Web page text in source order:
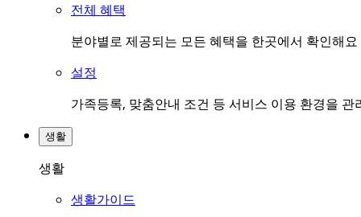
전체 혜택
분야별로 제공되는 모든 혜택을 한곳에서 확인해요
설정
가족등록, 맞춤안내 조건 등 서비스 이용 환경을 관
생활
생활
생활가이드